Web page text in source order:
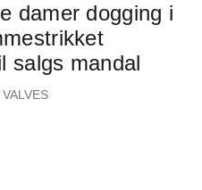
damer dogging i
salgs mandal